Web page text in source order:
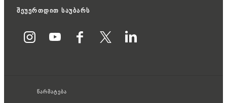
შეუერთდით საუბარს
წარმატება